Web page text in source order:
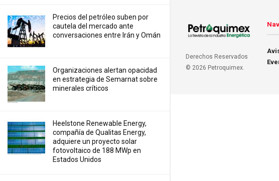
Precios ⁠del petróleo suben por
cautela del mercado ante
conversaciones entre Irán y Omán
Organizaciones alertan opacidad
en estrategia de Semarnat sobre
minerales críticos
Heelstone Renewable Energy,
compañía de Qualitas Energy,
adquiere un proyecto solar
fotovoltaico de 188 MWp en
Estados Unidos
Derechos Reservados
© 2026 Petroquimex.